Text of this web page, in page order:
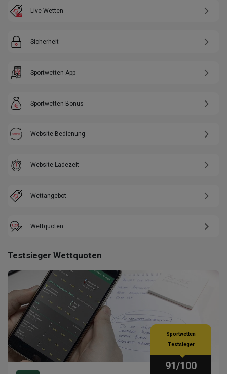
Live Wetten
Sicherheit
Sportwetten App
Sportwetten Bonus
Website Bedienung
Website Ladezeit
Wettangebot
Wettquoten
Testsieger Wettquoten
Sportwetten
Testsieger
91/100